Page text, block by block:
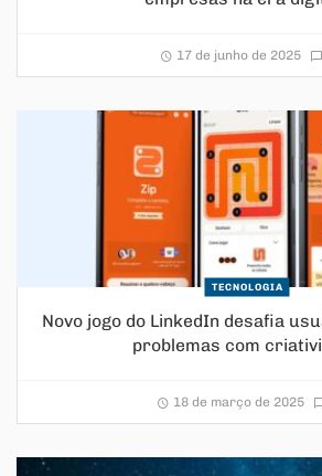
17 de junho de 2025
TECNOLOGIA
Novo jogo do LinkedIn desafia
problemas com
18 de março de 2025